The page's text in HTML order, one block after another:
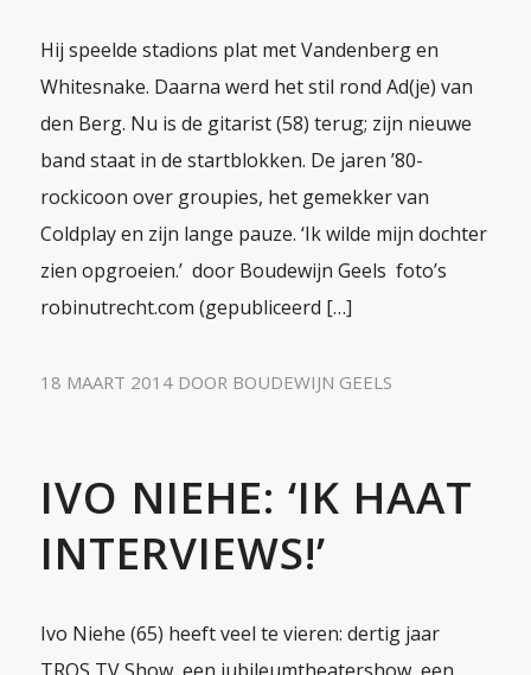
Hij speelde stadions plat met Vandenberg en
Whitesnake. Daarna werd het stil rond Ad(je) van
den Berg. Nu is de gitarist (58) terug; zijn nieuwe
band staat in de startblokken. De jaren ’80-
rockicoon over groupies, het gemekker van
Coldplay en zijn lange pauze. ‘Ik wilde mijn dochter
zien opgroeien.’ door Boudewijn Geels foto’s
robinutrecht.com (gepubliceerd […]
18 MAART 2014 DOOR BOUDEWIJN GEELS
IVO NIEHE: ‘IK HAAT
INTERVIEWS!’
Ivo Niehe (65) heeft veel te vieren: dertig jaar